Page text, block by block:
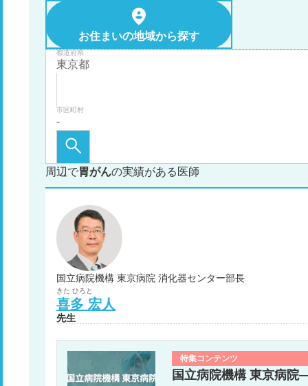
お住まいの地域から探す
都道府県
市区町村
周辺で胃がんの実績がある医師
国立病院機構 東京病院 消化器センター部長
きた ひろと
喜多 宏人
先生
特集コンテンツ
国立病院機構 東京病院